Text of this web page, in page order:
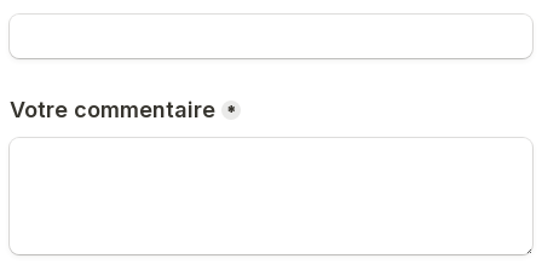
Votre commentaire *